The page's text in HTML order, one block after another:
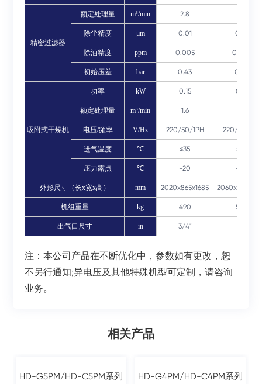
精密过滤器
额定处理量 m³/min 2.8
除尘精度 μm 0.01 0.01
除油精度 ppm 0.005 0.005
初始压差 bar 0.43 0.43
吸附式干燥机
功率 kW 0.15 0.15
额定处理量 m³/min 1.6
电压/频率 V/Hz 220/50/1PH 220/50/1PH
进气温度 ℃ ≤35 ≤35
压力露点 ℃ -20 -20
外形尺寸（长x宽x高） mm 2020x865x1685
机组重量 kg 490 590
出气口尺寸 in 3/4"
注：本公司产品在不断优化中，参数如有更改，恕
不另行通知;异电压及其他特殊机型可定制，请咨询
业务。
相关产品
HD-G5PM/HD-C5PM系列
HD-G4PM/HD-C4PM系列